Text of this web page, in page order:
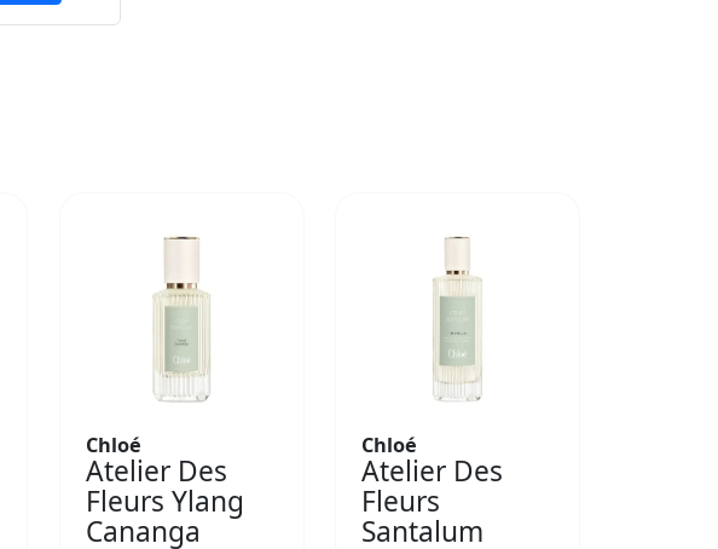
Chloé
Atelier Des
Fleurs Ylang
Cananga
Chloé
Atelier Des
Fleurs
Santalum